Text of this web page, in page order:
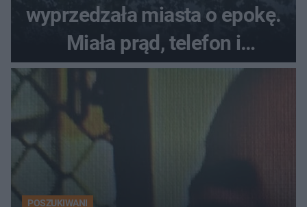
wyprzedzała miasta o epokę.
Miała prąd, telefon i
luksusowe auto
POSZUKIWANI